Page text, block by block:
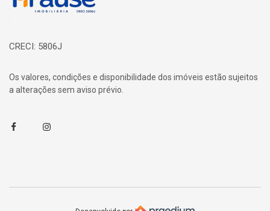
CRECI: 5806J
Os valores, condições e disponibilidade dos imóveis estão sujeitos
a alterações sem aviso prévio.
FacebookInstagram